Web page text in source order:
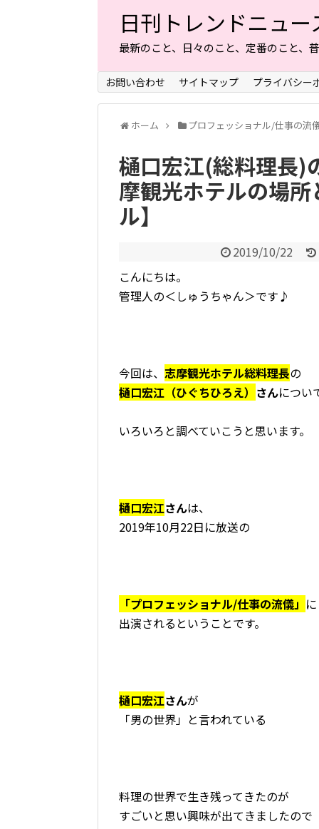
日刊トレンドニュー
最新のこと、日々のこと、定番のこと
お問い合わせ サイトマップ プライバシー
ホーム プロフェッショナル/仕事の流
樋口宏江(総料理長)
摩観光ホテルの場
ル】
2019/10/22
こんにちは。
管理人の＜しゅうちゃん＞です♪
今回は、 志摩観光ホテル総料理長の
樋口宏江（ひぐちひろえ） さんについ
いろいろと調べていこうと思います。
樋口宏江さんは、
2019年10月22日に放送の
「プロフェッショナル/仕事の流儀」 に
出演されるということです。
樋口宏江さんが
「男の世界」と言われている
料理の世界で生き残ってきたのが
すごいと思い興味が出てきましたので